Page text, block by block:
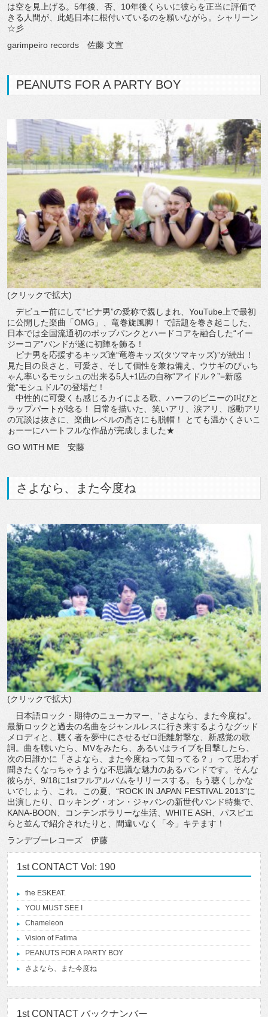
は空を見上げる。5年後、否、10年後くらいに彼らを正当に評価で
きる人間が、此処日本に根付いているのを願いながら。シャリーン
☆彡
garimpeiro records 佐藤 文宣
PEANUTS FOR A PARTY BOY
(クリックで拡大)
デビュー前にして“ピナ男”の愛称で親しまれ、YouTube上で最初
に公開した楽曲「OMG」、竜巻旋風脚！ で話題を巻き起こした、
日本では全国流通初のポップパンクとハードコアを融合した“イー
ジーコア”バンドが遂に初陣を飾る！
ピナ男を応援するキッズ達“竜巻キッズ(タツマキッズ)”が続出！
見た目の良さと、可愛さ、そして個性を兼ね備え、ウサギのぴぃち
ゃん率いるモッシュの出来る5人+1匹の自称“アイドル？”=新感
覚“モシュドル”の登場だ！
中性的に可愛くも感じるカイによる歌、ハーフのビニーの叫びと
ラップパートが唸る！ 日常を描いた、笑いアリ、涙アリ、感動アリ
の冗談は抜きに、楽曲レベルの高さにも脱帽！ とても温かくさいこ
ぉーーにハートフルな作品が完成しました★
GO WITH ME 安藤
さよなら、また今度ね
(クリックで拡大)
日本語ロック・期待のニューカマー、“さよなら、また今度ね”。
最新ロックと過去の名曲をジャンルレスに行き来するようなグッド
メロディと、聴く者を夢中にさせるゼロ距離射撃な、新感覚の歌
詞。曲を聴いたら、MVをみたら、あるいはライブを目撃したら、
次の日誰かに「さよなら、また今度ねって知ってる？」って思わず
聞きたくなっちゃうような不思議な魅力のあるバンドです。そんな
彼らが、9/18に1stフルアルバムをリリースする。もう聴くしかな
いでしょう、これ。この夏、“ROCK IN JAPAN FESTIVAL 2013”に
出演したり、ロッキング・オン・ジャパンの新世代バンド特集で、
KANA-BOON、コンテンポラリーな生活、WHITE ASH、パスピエ
らと並んで紹介されたりと、間違いなく「今」キテます！
ランデブーレコーズ 伊藤
1st CONTACT Vol: 190
the ESKEAT.
YOU MUST SEE I
Chameleon
Vision of Fatima
PEANUTS FOR A PARTY BOY
さよなら、また今度ね
1st CONTACT バックナンバー